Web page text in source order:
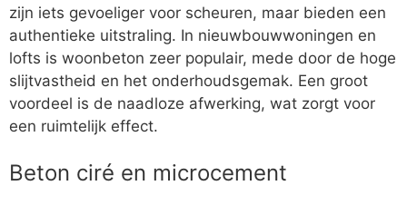
zijn iets gevoeliger voor scheuren, maar bieden een
authentieke uitstraling. In nieuwbouwwoningen en
lofts is woonbeton zeer populair, mede door de hoge
slijtvastheid en het onderhoudsgemak. Een groot
voordeel is de naadloze afwerking, wat zorgt voor
een ruimtelijk effect.
Beton ciré en microcement